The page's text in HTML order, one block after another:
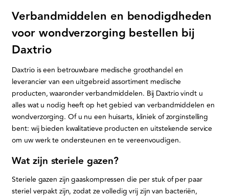
Verbandmiddelen en benodigdheden
voor wondverzorging bestellen bij
Daxtrio
Daxtrio is een betrouwbare medische groothandel en
leverancier van een uitgebreid assortiment medische
producten, waaronder verbandmiddelen. Bij Daxtrio vindt u
alles wat u nodig heeft op het gebied van verbandmiddelen en
wondverzorging. Of u nu een huisarts, kliniek of zorginstelling
bent: wij bieden kwalitatieve producten en uitstekende service
om uw werk te ondersteunen en te vereenvoudigen.
Wat zijn steriele gazen?
Steriele gazen zijn gaaskompressen die per stuk of per paar
steriel verpakt zijn, zodat ze volledig vrij zijn van bacteriën,